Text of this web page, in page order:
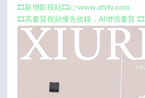
🎞️新增影視站🎞️👉www.xtvtv.com
🎞️高畫質視頻優先收錄，AI增强畫質.🎞️